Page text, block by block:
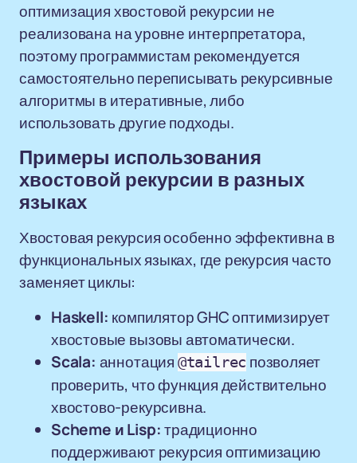
оптимизация хвостовой рекурсии не
реализована на уровне интерпретатора,
поэтому программистам рекомендуется
самостоятельно переписывать рекурсивные
алгоритмы в итеративные, либо
использовать другие подходы.
Примеры использования
хвостовой рекурсии в разных
языках
Хвостовая рекурсия особенно эффективна в
функциональных языках, где рекурсия часто
заменяет циклы:
Haskell: компилятор GHC оптимизирует
хвостовые вызовы автоматически.
Scala: аннотация @tailrec позволяет
проверить, что функция действительно
хвостово-рекурсивна.
Scheme и Lisp:традиционно
поддерживают рекурсия оптимизацию